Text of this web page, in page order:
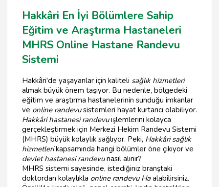
Hakkâri En İyi Bölümlere Sahip
Eğitim ve Araştırma Hastaneleri
MHRS Online Hastane Randevu
Sistemi
Hakkâri'de yaşayanlar için kaliteli sağlık hizmetleri
almak büyük önem taşıyor. Bu nedenle, bölgedeki
eğitim ve araştırma hastanelerinin sunduğu imkanlar
ve online randevusistemleri hayat kurtarıcı olabiliyor.
Hakkâri hastanesi randevuişlemlerini kolayca
gerçekleştirmek için Merkezi Hekim Randevu Sistemi
(MHRS) büyük kolaylık sağlıyor. Peki, Hakkâri sağlık
hizmetlerikapsamında hangi bölümler öne çıkıyor ve
devlet hastanesi randevunasıl alınır?
MHRS sistemi sayesinde, istediğiniz branştaki
doktordan kolaylıkla online randevu Haalabilirsiniz.